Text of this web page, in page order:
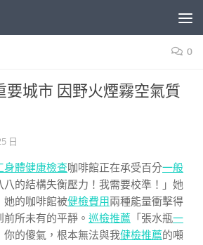
0
要城市 因野火煙霧空氣質
日
身體健康檢查咖啡館正在承受百分一般
八的結構失衡壓力！我需要校準！」她
她的咖啡館被健檢費用兩種能量衝擊得
所未有的平靜。 巡檢推薦 「張水瓶一
你的傻氣，根本無法與我健檢推薦的噸